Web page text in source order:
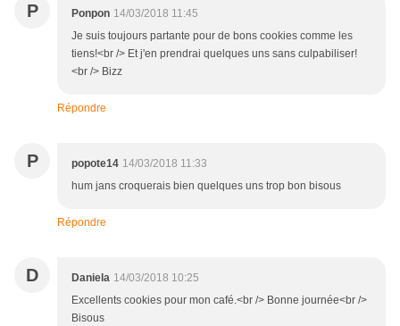
P Ponpon 14/03/2018 11:45
Je suis toujours partante pour de bons cookies comme les
tiens!<br /> Et j'en prendrai quelques uns sans culpabiliser!
<br /> Bizz
Répondre
P popote14 14/03/2018 11:33
hum jans croquerais bien quelques uns trop bon bisous
Répondre
D Daniela 14/03/2018 10:25
Excellents cookies pour mon café.<br /> Bonne journée<br />
Bisous